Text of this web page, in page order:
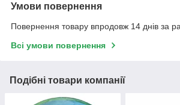
Умови повернення
Повернення товару впродовж 14 днів за
Всі умови повернення
Подібні товари компанії